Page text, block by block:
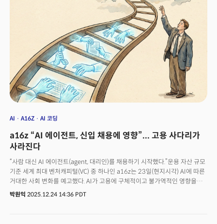
놓치지 않을 수 있게 해드리려는 목표로 달려왔는데, 도움이 되셨을지
모르겠습니다. ☺️더밀크는 2026년 병오년(丙午年)에도 붉은 말, 적토마처럼
쉬지 않고 빠르게 달릴 계획입니다. AI 기술·산업의 시계는 멈추지 않고,
앞으로 더 빨라질 테니까요. 혁신과 변화를 놓치지 않으시려면 고삐를 꼭
잡으셔야 합니다! (구독과 추천, 회원 가입은 사랑입니다) 🙇🏻‍♂️
AI A16Z AI 코딩
a16z “AI 에이전트, 신입 채용에 영향”... 고용 사다리가
사라진다
“사람 대신 AI 에이전트(agent, 대리인)를 채용하기 시작했다.”운용 자산 규모
기준 세계 최대 벤처캐피털(VC) 중 하나인 a16z는 23일(현지시각) AI에 따른
거대한 사회 변화를 예고했다. AI가 고용에 구체적이고 불가역적인 영향을
미치는 단계에 진입했다는 분석을 내놓은 것. 인간의 개입 없이 스스로
박원익 2025.12.24 14:36 PDT